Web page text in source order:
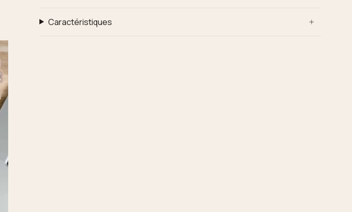
Caractéristiques